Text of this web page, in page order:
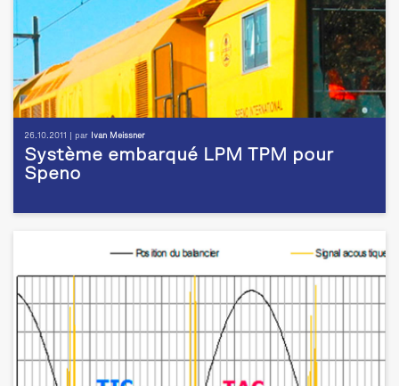
26.10.2011 | par Ivan Meissner
Système embarqué LPM TPM pour
Speno